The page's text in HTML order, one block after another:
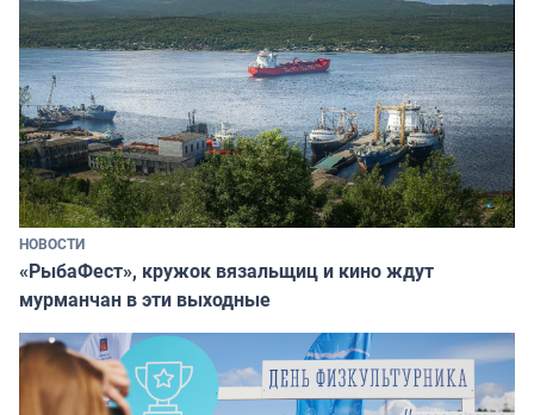
НОВОСТИ
«РыбаФест», кружок вязальщиц и кино ждут
мурманчан в эти выходные